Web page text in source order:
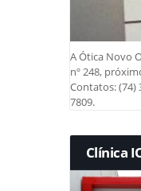
A Ótica Novo
nº 248,
Contatos: (74)
7809.
Clínica